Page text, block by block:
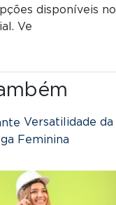
disponíveis no
Ve
Versatilidade da
Feminina